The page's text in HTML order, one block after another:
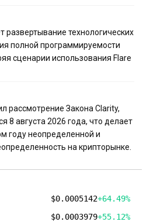
развертывание технологических
полной программируемости
сценарии использования Flare
рассмотрение Закона Clarity,
8 августа 2026 года, что делает
году неопределенной и
на крипторынке.
$0.0005142+64.49%
$0.0003979+55.12%